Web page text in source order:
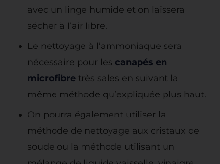
avec un linge humide et on laissera
sécher à l’air libre.
Le nettoyage à l’ammoniaque sera
nécessaire pour les canapés en
microfibre très sales en suivant la
même méthode qu’expliquée plus haut.
On pourra également utiliser la
méthode de nettoyage aux cristaux de
soude ou la méthode utilisant un